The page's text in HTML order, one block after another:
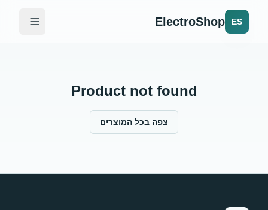
ES
ElectroShop
Product not found
צפה בכל המוצרים